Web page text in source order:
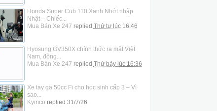
Honda Super Cub 110 Xanh Nhớt nhập
Nhật – Chiếc...
Mua Bán Xe 247 replied Thứ tư lúc 16:46
Hyosung GV350X chính thức ra mắt Việt
Nam, động...
Mua Bán Xe 247 replied Thứ bảy lúc 16:36
Xe tay ga 50cc Fi cho học sinh cấp 3 – Vì
sao...
Kymco replied 31/7/26